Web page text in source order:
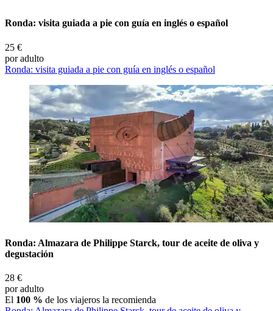
Ronda: visita guiada a pie con guía en inglés o español
por adulto
Ronda: visita guiada a pie con guía en inglés o español